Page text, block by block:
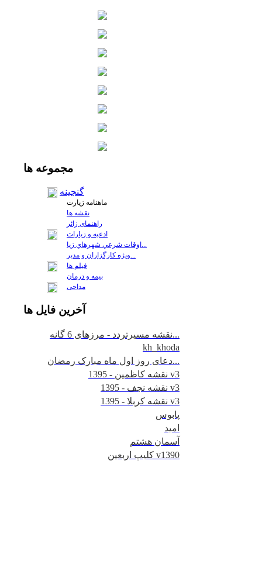
مجموعه ها
گنجینه
ماهنامه زیارت
نقشه ها
راهنمای زائر
ادعیه و زیارات
فيلم ها
بیمه و درمان
مداحی
آخرين فايل ها
نقشه مسیرتردد - مرزهای 6 گانه...
kh_khoda
دعای روز اول ماه مبارک رمضان...
نقشه کاظمین - 1395 v3
نقشه نجف - 1395 v3
نقشه کربلا - 1395 v3
پابوس
امید
آسمان هشتم
کلیپ اربعین v1390